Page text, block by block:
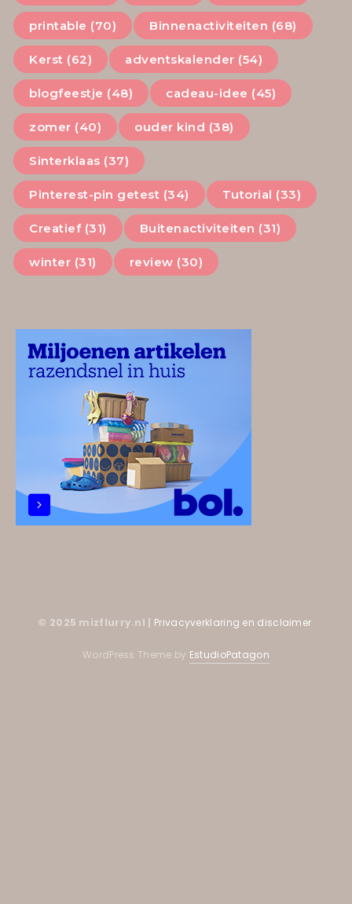
printable (70) Binnenactiviteiten (68)
Kerst (62) adventskalender (54)
blogfeestje (48) cadeau-idee (45)
zomer (40) ouder kind (38)
Sinterklaas (37)
Pinterest-pin getest (34) Tutorial (33)
Creatief (31) Buitenactiviteiten (31)
winter (31) review (30)
© 2025 mizflurry.nl | Privacyverklaring en disclaimer
WordPress Theme by EstudioPatagon